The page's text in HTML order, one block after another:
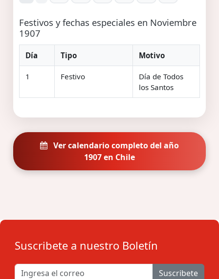
Festivos y fechas especiales en Noviembre
1907
Día Tipo Motivo
1 Festivo
Día de Todos
los Santos
Ver calendario completo del año
1907 en Chile
Suscribete a nuestro Boletín
Suscribete